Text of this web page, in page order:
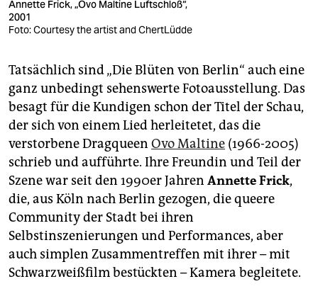
Annette Frick, „Ovo Maltine Luftschloß“,
2001
Foto: Courtesy the artist and ChertLüdde
Tatsächlich sind „Die Blüten von Berlin“ auch eine
ganz unbedingt sehenswerte Fotoausstellung. Das
besagt für die Kundigen schon der Titel der Schau,
der sich von einem Lied herleitetet, das die
verstorbene Dragqueen Ovo Maltine (1966-2005)
schrieb und aufführte. Ihre Freundin und Teil der
Szene war seit den 1990er Jahren Annette Frick,
die, aus Köln nach Berlin gezogen, die queere
Community der Stadt bei ihren
Selbstinszenierungen und Performances, aber
auch simplen Zusammentreffen mit ihrer – mit
Schwarzweißfilm bestückten – Kamera begleitete.